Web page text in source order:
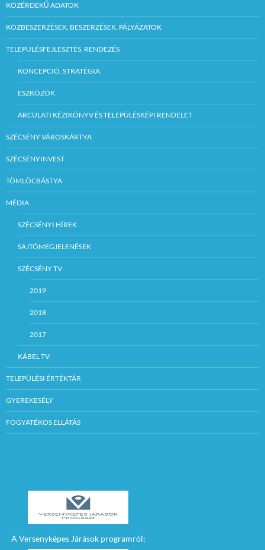
KÖZÉRDEKŰ ADATOK
KÖZBESZERZÉSEK, BESZERZÉSEK, PÁLYÁZATOK
TELEPÜLÉSFEJLESZTÉS, RENDEZÉS
KONCEPCIÓ, STRATÉGIA
ESZKÖZÖK
ARCULATI KÉZIKÖNYV ÉS TELEPÜLÉSKÉPI RENDELET
SZÉCSÉNY VÁROSKÁRTYA
SZÉCSÉNYINVEST
TÖMLÖCBÁSTYA
MÉDIA
SZÉCSÉNYI HÍREK
SAJTÓMEGJELENÉSEK
SZÉCSÉNY TV
2019
2018
2017
KÁBEL TV
TELEPÜLÉSI ÉRTÉKTÁR
GYEREKESÉLY
FOGYATÉKOS ELLÁTÁS
A Versenyképes Járások programról: